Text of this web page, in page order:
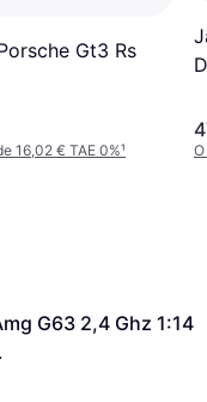
Gt3 Rs
16,02 € TAE 0%¹
G63 2,4 Ghz 1:14